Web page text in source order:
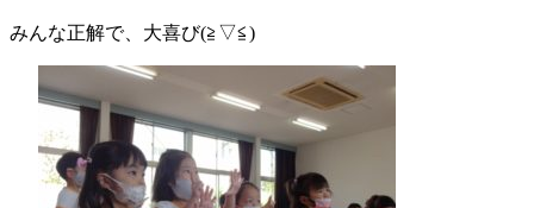
みんな正解で、大喜び(≧▽≦)